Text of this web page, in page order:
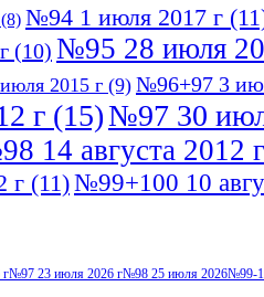
(8) №94 1 июля 2017 г
(10) №95 28 июля
2015 г (9) №96+97 3
г (15)№97 30
14 августа 2012 г
г (11)№99+100 10
№97 23 июля 2026 г№98 25 июля 2026№99-